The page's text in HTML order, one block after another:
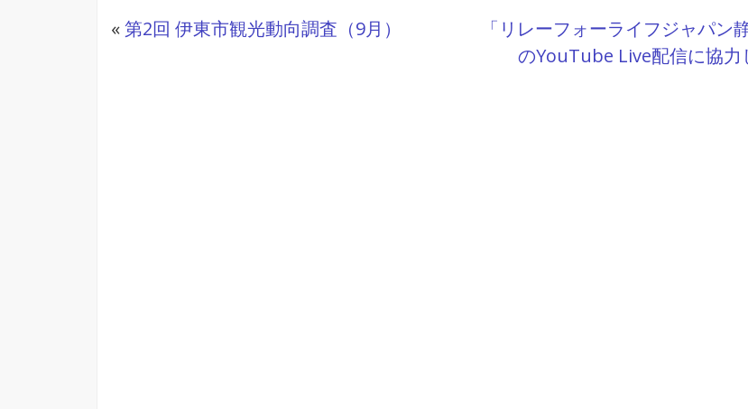
«第2回 伊東市観光動向調査（9月）
「リレーフォーライフジャパン
のYouTube Live配信に協力